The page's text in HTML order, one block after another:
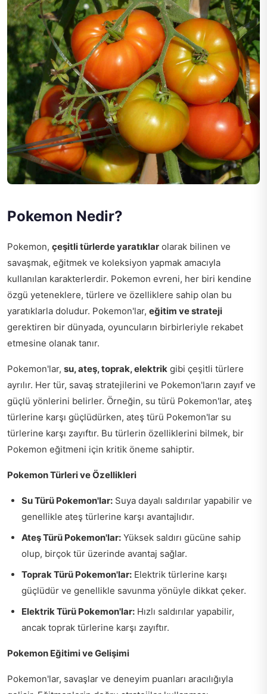
Pokemon Nedir?
Pokemon, çeşitli türlerde yaratıklar olarak bilinen ve
savaşmak, eğitmek ve koleksiyon yapmak amacıyla
kullanılan karakterlerdir. Pokemon evreni, her biri kendine
özgü yeteneklere, türlere ve özelliklere sahip olan bu
yaratıklarla doludur. Pokemon'lar, eğitim ve strateji
gerektiren bir dünyada, oyuncuların birbirleriyle rekabet
etmesine olanak tanır.
Pokemon'lar, su, ateş, toprak, elektrik gibi çeşitli türlere
ayrılır. Her tür, savaş stratejilerini ve Pokemon'ların zayıf ve
güçlü yönlerini belirler. Örneğin, su türü Pokemon'lar, ateş
türlerine karşı güçlüdürken, ateş türü Pokemon'lar su
türlerine karşı zayıftır. Bu türlerin özelliklerini bilmek, bir
Pokemon eğitmeni için kritik öneme sahiptir.
Pokemon Türleri ve Özellikleri
Su Türü Pokemon'lar: Suya dayalı saldırılar yapabilir ve
genellikle ateş türlerine karşı avantajlıdır.
Ateş Türü Pokemon'lar: Yüksek saldırı gücüne sahip
olup, birçok tür üzerinde avantaj sağlar.
Toprak Türü Pokemon'lar: Elektrik türlerine karşı
güçlüdür ve genellikle savunma yönüyle dikkat çeker.
Elektrik Türü Pokemon'lar: Hızlı saldırılar yapabilir,
ancak toprak türlerine karşı zayıftır.
Pokemon Eğitimi ve Gelişimi
Pokemon'lar, savaşlar ve deneyim puanları aracılığıyla